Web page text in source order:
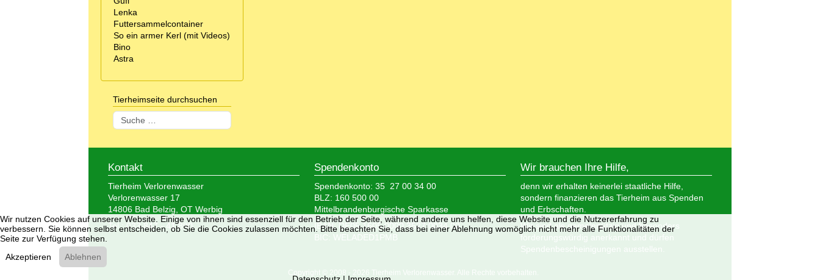
Lenka
Futtersammelcontainer
So ein armer Kerl (mit Videos)
Bino
Astra
Tierheimseite durchsuchen
Suchen
Kontakt
Tierheim Verlorenwasser
Verlorenwasser 17
14806 Bad Belzig, OT Werbig
Tel.: 033 847 - 41 890
Spendenkonto
Spendenkonto: 35 27 00 34 00
BLZ: 160 500 00
Mittelbrandenburgische Sparkasse
IBAN: DE05 1605 0000 3527 0034 00
BIC: WELADED1PMB
Wir brauchen Ihre Hilfe,
denn wir erhalten keinerlei staatliche Hilfe,
sondern finanzieren das Tierheim aus Spenden
und Erbschaften.
Wir sind als gemeinnützig und besonders
förderungswürdig anerkannt und dürfen
Spendenbescheinigungen ausstellen.
Copyright © 2008 - 2026 Tierheim Verlorenwasser. Alle Rechte vorbehalten.
Wir nutzen Cookies auf unserer Website. Einige von ihnen sind essenziell für den Betrieb der Seite, während andere uns helfen, diese Website und die Nutzererfahrung zu
verbessern. Sie können selbst entscheiden, ob Sie die Cookies zulassen möchten. Bitte beachten Sie, dass bei einer Ablehnung womöglich nicht mehr alle Funktionalitäten der
Seite zur Verfügung stehen.
Akzeptieren
Ablehnen